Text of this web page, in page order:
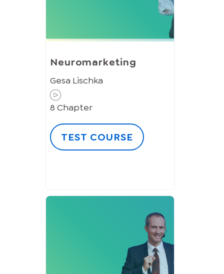
Neuromarketing
Gesa Lischka
8 Chapter
TEST COURSE